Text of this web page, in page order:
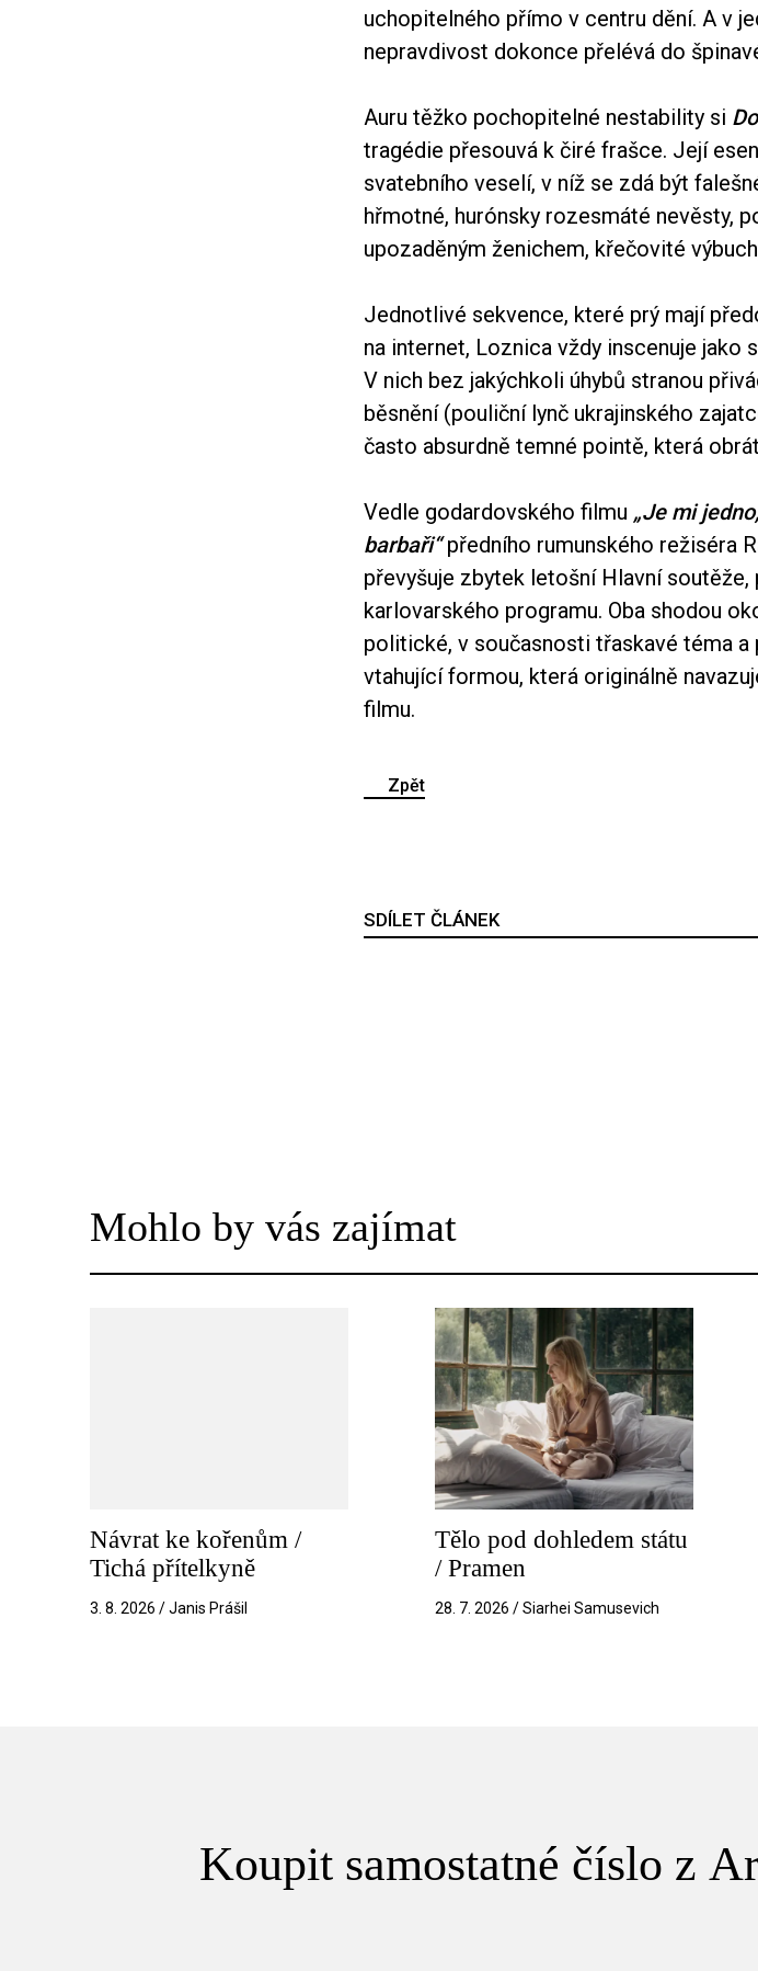
uchopitelného přímo v centru dění. A v
nepravdivost dokonce přelévá do
Auru těžko pochopitelné nestability si
tragédie přesouvá k čiré frašce. Její
svatebního veselí, v níž se zdá být
hřmotné, hurónsky rozesmáté nevěsty,
upozaděným ženichem, křečovité
Jednotlivé sekvence, které prý mají
na internet, Loznica vždy inscenuje jako
V nich bez jakýchkoli úhybů stranou
běsnění (pouliční lynč ukrajinského
často absurdně temné pointě, která
Vedle godardovského filmu „Je mi
barbaři“předního rumunského režiséra
převyšuje zbytek letošní Hlavní soutěže,
karlovarského programu. Oba shodou
politické, v současnosti třaskavé téma
vtahující formou, která originálně
filmu.
Zpět
SDÍLET ČLÁNEK
Mohlo by vás zajímat
Návrat ke kořenům /
Tichá přítelkyně
3. 8. 2026 / Janis Prášil
Tělo pod dohledem státu
/ Pramen
28. 7. 2026 / Siarhei Samusevich
Koupit samostatné číslo z